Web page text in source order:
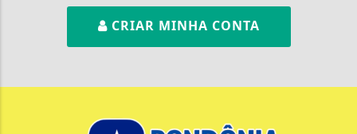
CRIAR MINHA CONTA